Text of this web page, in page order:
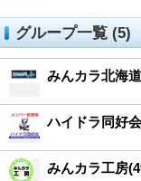
グループ一覧 (5)
みんカラ北海
ハイドラ同好
みんカラ工房